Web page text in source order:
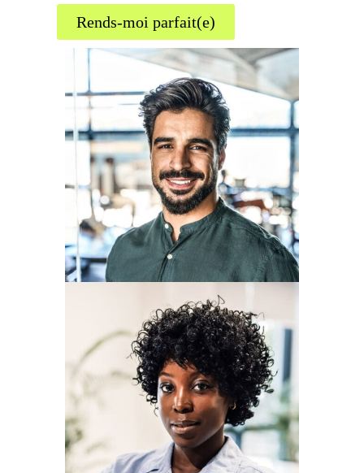
Rends-moi parfait(e)